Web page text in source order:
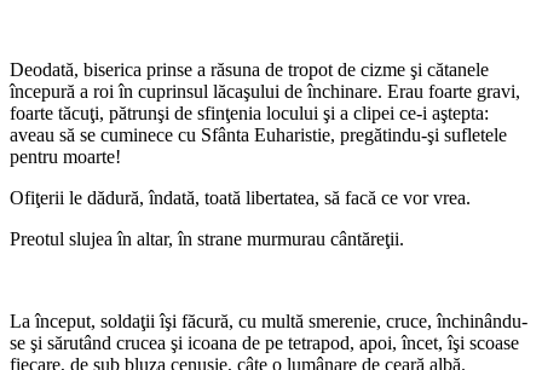
Deodată, biserica prinse a răsuna de tropot de cizme şi cătanele
începură a roi în cuprinsul lăcaşului de închinare. Erau foarte gravi,
foarte tăcuţi, pătrunşi de sfinţenia locului şi a clipei ce-i aştepta:
aveau să se cuminece cu Sfânta Euharistie, pregătindu-şi sufletele
pentru moarte!
Ofiţerii le dădură, îndată, toată libertatea, să facă ce vor vrea.
Preotul slujea în altar, în strane murmurau cântăreţii.
La început, soldaţii îşi făcură, cu multă smerenie, cruce, închinându-
se şi sărutând crucea şi icoana de pe tetrapod, apoi, încet, îşi scoase
fiecare, de sub bluza cenuşie, câte o lumânare de ceară albă.